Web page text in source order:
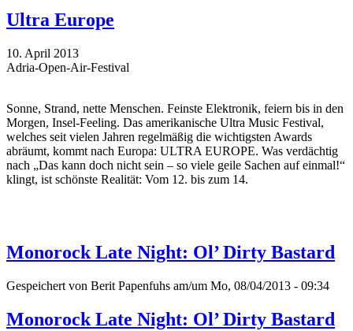
Ultra Europe
10. April 2013
Adria-Open-Air-Festival
Sonne, Strand, nette Menschen. Feinste Elektronik, feiern bis in den
Morgen, Insel-Feeling. Das amerikanische Ultra Music Festival,
welches seit vielen Jahren regelmäßig die wichtigsten Awards
abräumt, kommt nach Europa: ULTRA EUROPE. Was verdächtig
nach „Das kann doch nicht sein – so viele geile Sachen auf einmal!“
klingt, ist schönste Realität: Vom 12. bis zum 14.
Monorock Late Night: Ol’ Dirty Bastard
Gespeichert von Berit Papenfuhs am/um Mo, 08/04/2013 - 09:34
Monorock Late Night: Ol’ Dirty Bastard